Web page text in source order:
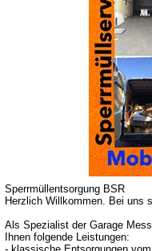
Sperrmüllentsorgung BSR
Herzlich Willkommen. Bei uns
Als Spezialist der Garage
Ihnen folgende Leistungen: